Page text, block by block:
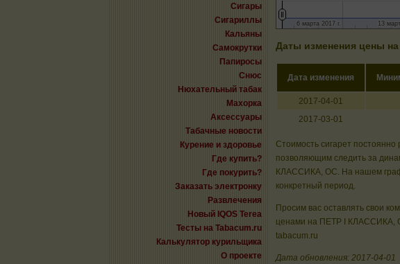
Сигары
Сигариллы
Кальяны
Самокрутки
Папиросы
Снюс
Нюхательный табак
Махорка
Аксессуары
Табачные новости
Курение и здоровье
Где купить?
Где покурить?
Заказать электронку
Развлечения
Новый IQOS Terea
Тесты на Tabacum.ru
Калькулятор курильщика
О проекте
6 марта 2017 г.
6 марта 2017 г. 13
13
Даты изменения цены
Дата изменения
2017-04-01
2017-03-01
Стоимость сигарет
позволяющим следить за
КЛАССИКА, OC. На нашем
конкретный период.
Просим вас оставлять свои
ценами на ПЕТР I КЛАССИКА,
tabacum.ru
Дата обновления: 2017-04-01